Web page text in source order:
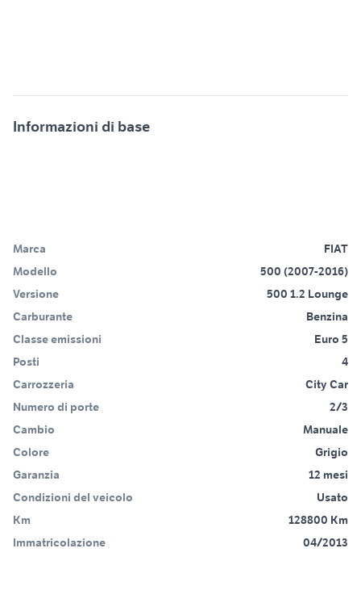
Informazioni di base
Marca
FIAT
Modello
500 (2007-2016)
Versione
500 1.2 Lounge
Carburante
Benzina
Classe emissioni
Euro 5
Posti
4
Carrozzeria
City Car
Numero di porte
2/3
Cambio
Manuale
Colore
Grigio
Garanzia
12 mesi
Condizioni del veicolo
Usato
Km
128800 Km
Immatricolazione
04/2013